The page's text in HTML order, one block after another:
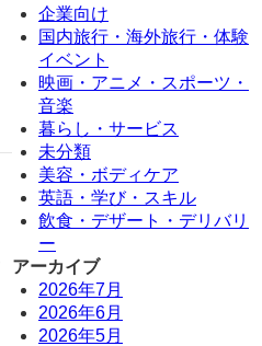
企業向け
国内旅行・海外旅行・体験
イベント
映画・アニメ・スポーツ・
音楽
暮らし・サービス
未分類
美容・ボディケア
英語・学び・スキル
飲食・デザート・デリバリ
ー
アーカイブ
2026年7月
2026年6月
2026年5月